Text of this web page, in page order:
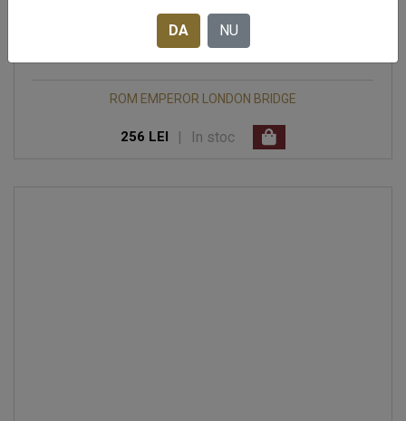
ROM EMPEROR LONDON BRIDGE
256 LEI | In stoc
DA NU